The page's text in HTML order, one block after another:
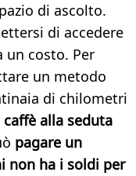
di ascolto.
di accedere
un costo. Per
un metodo
di chilometri
alla seduta
pagare un
non ha i soldi per